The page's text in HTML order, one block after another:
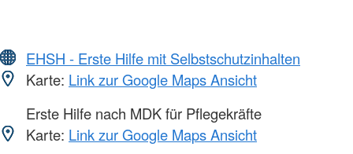
EHSH - Erste Hilfe mit Selbstschutzinhalten
Karte: Link zur Google Maps Ansicht
Erste Hilfe nach MDK für Pflegekräfte
Karte: Link zur Google Maps Ansicht